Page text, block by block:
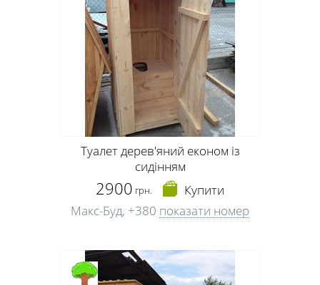
Туалет дерев'яний економ із
сидінням
2900 грн.
Купити
Макс-Буд, +380 показати номер